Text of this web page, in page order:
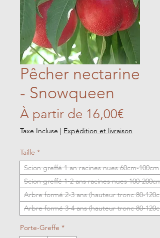
Pêcher nectarine
- Snowqueen
À partir de 16,00€Prix
Taxe Incluse Expédition et livraison
Taille *
Scion greffé 1 an racines nues 60cm-100cm
Scion greffé 1-2 ans racines nues 100-200cm
Arbre formé 2-3 ans (hauteur tronc 80-
Arbre formé 3-4 ans (hauteur tronc 80-
Porte-Greffe *